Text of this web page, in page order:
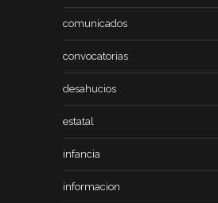
comunicados
convocatorias
desahucios
estatal
infancia
informacion